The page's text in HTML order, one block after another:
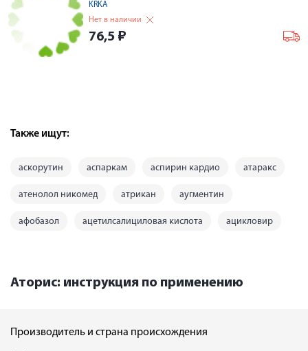
KRKA
Нет в наличии
76,5 ₽
Также ищут:
аскорутин аспаркам аспирин кардио атаракс
атенолол никомед атрикан аугментин
афобазол ацетилсалициловая кислота ацикловир
Аторис: инструкция по применению
Производитель и страна происхождения